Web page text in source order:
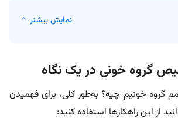
نمایش بیشتر
گروه خونی در یک نگاه
گروه خونیم چیه؟ به‌طور کلی، برای فهمیدن
از این راهکارها استفاده کنید: